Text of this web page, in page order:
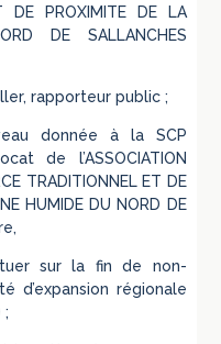
DE PROXIMITE DE LA
DE SALLANCHES
rapporteur public ;
donnée à la SCP
de l’ASSOCIATION
TRADITIONNEL ET DE
HUMIDE DU NORD DE
sur la fin de non-
d’expansion régionale
;